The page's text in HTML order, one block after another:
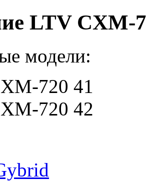
LTV CXM-
модели:
720 41
720 42